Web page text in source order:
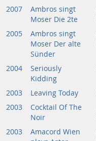
2007
Ambros singt
Moser Die 2te
2005
Ambros singt
Moser Der alte
Sünder
2004
Seriously
Kidding
2003 Leaving Today
2003
Cocktail Of The
Noir
2003
Amacord Wien